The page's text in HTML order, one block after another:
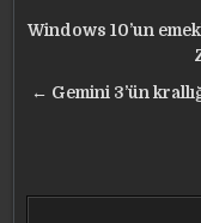
Yazı
Windows 10’un
← Gemini 3’ün